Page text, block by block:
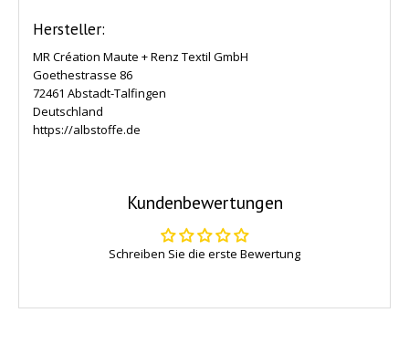
Hersteller:
MR Création Maute + Renz Textil GmbH
Goethestrasse 86
72461 Abstadt-Talfingen
Deutschland
https://albstoffe.de
Kundenbewertungen
Schreiben Sie die erste Bewertung